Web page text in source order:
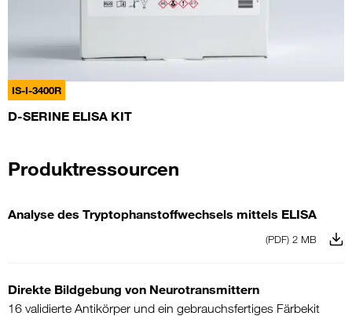
IS-I-3400R
D-SERINE ELISA KIT
Produktressourcen
Analyse des Tryptophanstoffwechsels mittels ELISA
(PDF) 2 MB
Direkte Bildgebung von Neurotransmittern
16 validierte Antikörper und ein gebrauchsfertiges Färbekit